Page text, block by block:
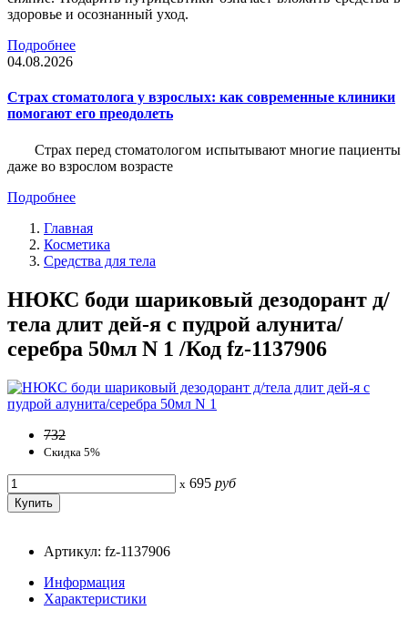
здоровье и осознанный уход.
Подробнее
04.08.2026
Страх стоматолога у взрослых: как современные клиники
помогают его преодолеть
Страх перед стоматологом испытывают многие пациенты
даже во взрослом возрасте
Подробнее
Главная
Косметика
Средства для тела
НЮКС боди шариковый дезодорант д/
тела длит дей-я с пудрой алунита/
серебра 50мл N 1 /Код fz-1137906
732
Скидка 5%
x 695 руб
Артикул: fz-1137906
Информация
Характеристики